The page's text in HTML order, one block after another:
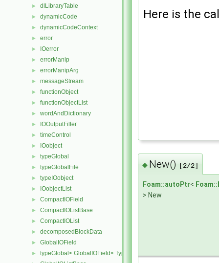
► dlLibraryTable
► dynamicCode
► dynamicCodeContext
► error
► IOerror
► errorManip
► errorManipArg
► messageStream
► functionObject
► functionObjectList
► wordAndDictionary
► IOOutputFilter
► timeControl
► IOobject
► typeGlobal
► typeGlobalFile
► typeIOobject
► IOobjectList
► CompactIOField
► CompactIOListBase
► CompactIOList
► decomposedBlockData
► GlobalIOField
► typeGlobal< GlobalIOField< Type > >
Here is the
◆ New() [2/2]
Foam::autoPtr<
> New